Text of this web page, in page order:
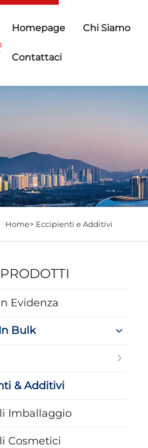
Homepage Chi Siamo
Contattaci
Home> Eccipienti e Additivi
Evidenza
Bulk
& Additivi
Imballaggio
Cosmetici